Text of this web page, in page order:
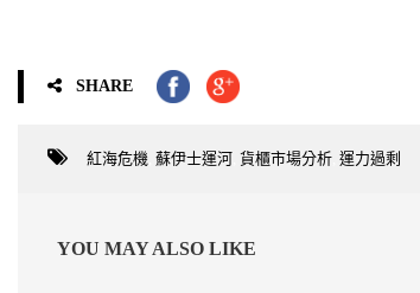
SHARE
紅海危機 蘇伊士運河 貨櫃市場分析 運力過剩
YOU MAY ALSO LIKE